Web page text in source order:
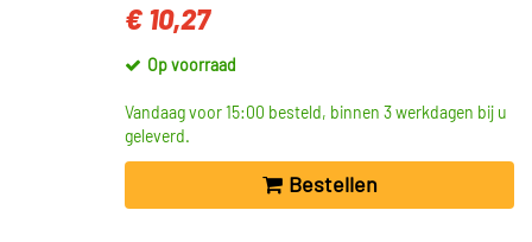
€ 10,27
Op voorraad
Vandaag voor 15:00 besteld, binnen 3 werkdagen bij u
geleverd.
Bestellen